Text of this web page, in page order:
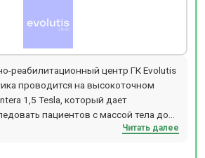
реабилитационный центр ГК Evolutis
проводится на высокоточном
1,5 Tesla, который дает
пациентов с массой тела до
возможность пройти исследование
Читать далее